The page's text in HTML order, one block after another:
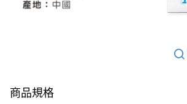
商品規格